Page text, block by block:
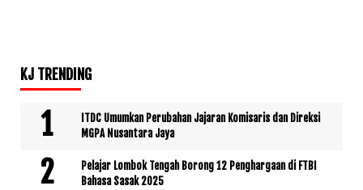
KJ TRENDING
ITDC Umumkan Perubahan Jajaran Komisaris dan Direksi
MGPA Nusantara Jaya
Pelajar Lombok Tengah Borong 12 Penghargaan di FTBI
Bahasa Sasak 2025